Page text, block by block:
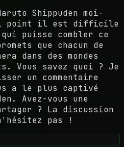
Shippuden moi-
point il est difficile
puisse combler ce
que chacun de
dans des mondes
Vous savez quoi ? Je
un commentaire
a le plus captivé
Avez-vous une
? La discussion
pas !